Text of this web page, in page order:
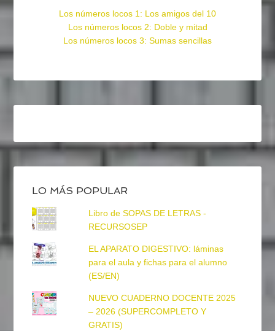
Los números locos 1: Los amigos del 10
Los números locos 2: Doble y mitad
Los números locos 3: Sumas sencillas
LO MÁS POPULAR
Libro de SOPAS DE LETRAS -
RECURSOSEP
EL APARATO DIGESTIVO: láminas
para el aula y fichas para el alumno
(ES/EN)
NUEVO CUADERNO DOCENTE 2025
– 2026 (SUPERCOMPLETO Y
GRATIS)